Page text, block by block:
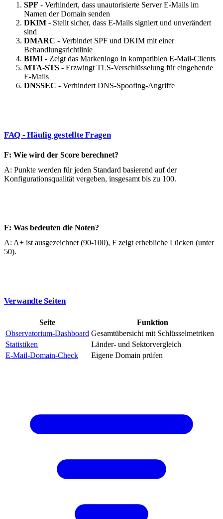
SPF - Verhindert, dass unautorisierte Server E-Mails im
Namen der Domain senden
DKIM - Stellt sicher, dass E-Mails signiert und unverändert
sind
DMARC - Verbindet SPF und DKIM mit einer
Behandlungsrichtlinie
BIMI - Zeigt das Markenlogo in kompatiblen E-Mail-Clients
MTA-STS - Erzwingt TLS-Verschlüsselung für eingehende
E-Mails
DNSSEC - Verhindert DNS-Spoofing-Angriffe
FAQ - Häufig gestellte Fragen
F: Wie wird der Score berechnet?
A: Punkte werden für jeden Standard basierend auf der
Konfigurationsqualität vergeben, insgesamt bis zu 100.
F: Was bedeuten die Noten?
A: A+ ist ausgezeichnet (90-100), F zeigt erhebliche Lücken (unter
50).
Verwandte Seiten
Seite
Funktion
Observatorium-Dashboard Gesamtübersicht mit Schlüsselmetriken
Statistiken
Länder- und Sektorvergleich
E-Mail-Domain-Check
Eigene Domain prüfen